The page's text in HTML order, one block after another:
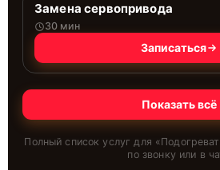
Замена сервопривода
30 мин
Записаться
Показать всё
Полный список услуг для «
по звонку или в